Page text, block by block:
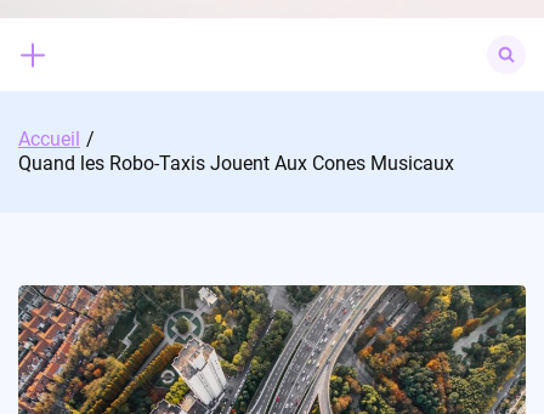
for:
Accueil
Quand les Robo-Taxis Jouent Aux Cones Musicaux